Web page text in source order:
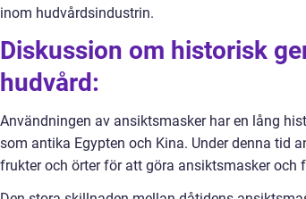
inom hudvårdsindustrin.
Diskussion om historisk
hudvård:
Användningen av ansiktsmasker har en lång
som antika Egypten och Kina. Under denna tid
frukter och örter för att göra ansiktsmasker och